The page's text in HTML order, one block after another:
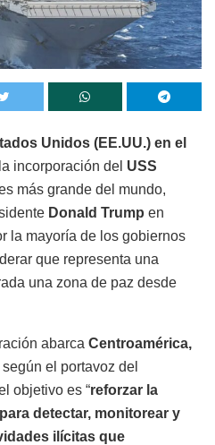
Unidos (EE.UU.) en el
incorporación del USS
más grande del mundo,
Donald Trump en
la mayoría de los gobiernos
que representa una
una zona de paz desde
abarca Centroamérica,
según el portavoz del
objetivo es “reforzar la
detectar, monitorear y
ilícitas que